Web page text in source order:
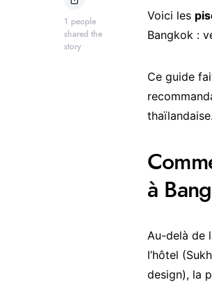
1 people
shared the
story
Voici les
Bangkok :
Ce guide
thaïlandaise.
à
Au-delà de
l’hôtel
design), la